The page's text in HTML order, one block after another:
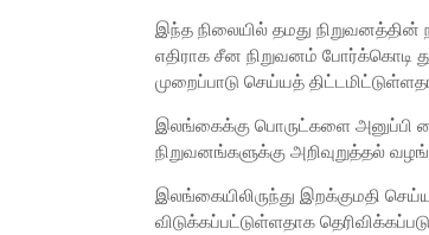
இந்த நிலையில் தமது
எதிராக சீன நிறுவனம் போர்க்கொடி
முறைப்பாடு செய்யத்
இலங்கைக்கு பொருட்களை அனுப்பி
நிறுவனங்களுக்கு அறிவுறுத்தல்
இலங்கையிலிருந்து இறக்குமதி
விடுக்கப்பட்டுள்ளதாக